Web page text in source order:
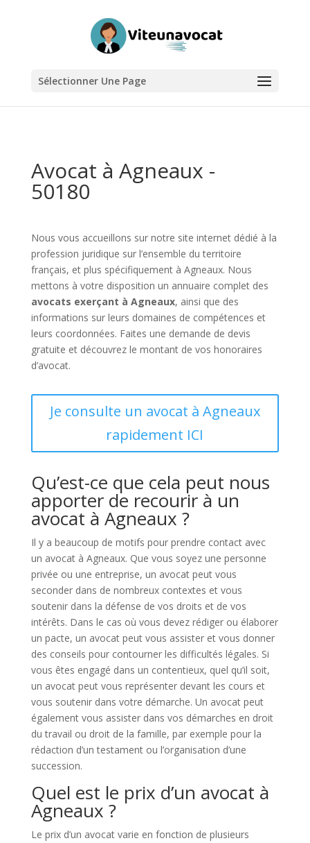
Sélectionner Une Page
Avocat à Agneaux -
50180
Nous vous accueillons sur notre site internet dédié à la
profession juridique sur l’ensemble du territoire
français, et plus spécifiquement à Agneaux. Nous
mettons à votre disposition un annuaire complet des
avocats exerçant à Agneaux, ainsi que des
informations sur leurs domaines de compétences et
leurs coordonnées. Faites une demande de devis
gratuite et découvrez le montant de vos honoraires
d’avocat.
Je consulte un avocat à Agneaux
rapidement ICI
Qu’est-ce que cela peut nous
apporter de recourir à un
avocat à Agneaux ?
Il y a beaucoup de motifs pour prendre contact avec
un avocat à Agneaux. Que vous soyez une personne
privée ou une entreprise, un avocat peut vous
seconder dans de nombreux contextes et vous
soutenir dans la défense de vos droits et de vos
intérêts. Dans le cas où vous devez rédiger ou élaborer
un pacte, un avocat peut vous assister et vous donner
des conseils pour contourner les difficultés légales. Si
vous êtes engagé dans un contentieux, quel qu’il soit,
un avocat peut vous représenter devant les cours et
vous soutenir dans votre démarche. Un avocat peut
également vous assister dans vos démarches en droit
du travail ou droit de la famille, par exemple pour la
rédaction d’un testament ou l’organisation d’une
succession.
Quel est le prix d’un avocat à
Agneaux ?
Le prix d’un avocat varie en fonction de plusieurs